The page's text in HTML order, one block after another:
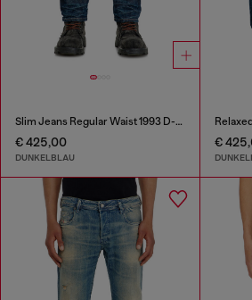
Slim Jeans Regular Waist 1993 D-Vyl
€ 425,00
DUNKELBLAU
€